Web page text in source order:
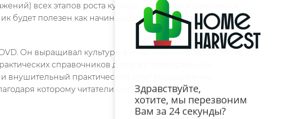
всех этапов роста культур, а также диаграммами и
будет полезен как начинающим растениеводам, так и
Он выращивал культуры в «партизанских садах» после
справочников для всех приверженцев
внушительный практический опыт выращивания
которому читатели могут значительно
Здравствуйте,
хотите, мы перезвоним
Вам за 24 секунды?